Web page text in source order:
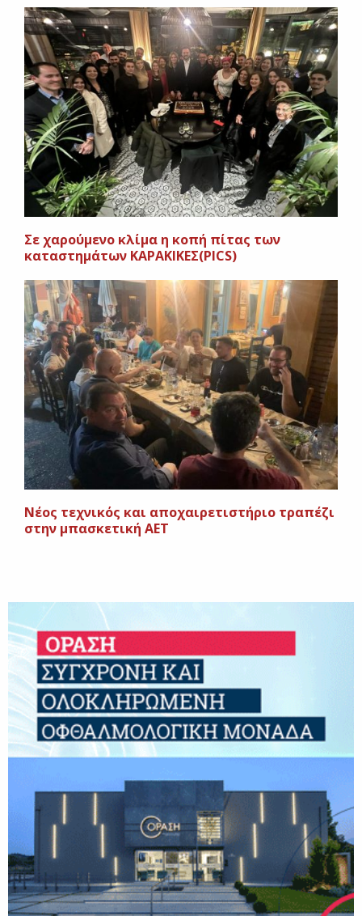
Σε χαρούμενο κλίμα η κοπή πίτας των
καταστημάτων ΚΑΡΑΚΙΚΕΣ(PICS)
Νέος τεχνικός και αποχαιρετιστήριο τραπέζι
στην μπασκετική ΑΕΤ